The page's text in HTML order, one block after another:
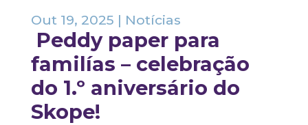
Peddy paper para
familías – celebração
do 1.º aniversário do
Skope!
Out 19, 2025 | Notícias